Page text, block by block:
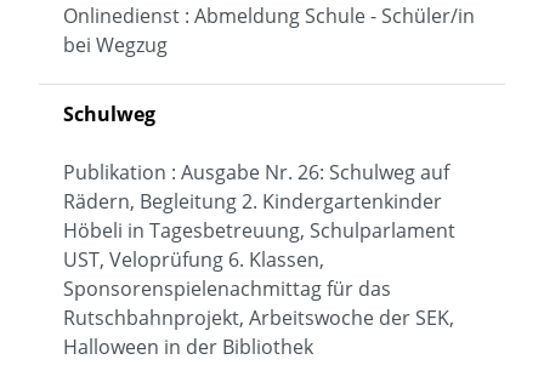
Onlinedienst : Abmeldung Schule - Schüler/in
bei Wegzug
Schulweg
Publikation : Ausgabe Nr. 26: Schulweg auf
Rädern, Begleitung 2. Kindergartenkinder
Höbeli in Tagesbetreuung, Schulparlament
UST, Veloprüfung 6. Klassen,
Sponsorenspielenachmittag für das
Rutschbahnprojekt, Arbeitswoche der SEK,
Halloween in der Bibliothek